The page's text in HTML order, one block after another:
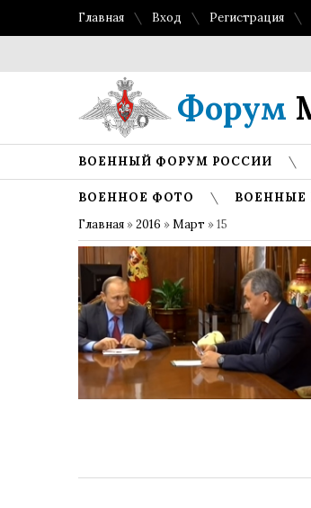
Главная Вход Регистрация
Форум
ВОЕННЫЙ ФОРУМ РОССИИ
ВОЕННОЕ ФОТО ВОЕННЫЕ
Главная »2016 »Март »15